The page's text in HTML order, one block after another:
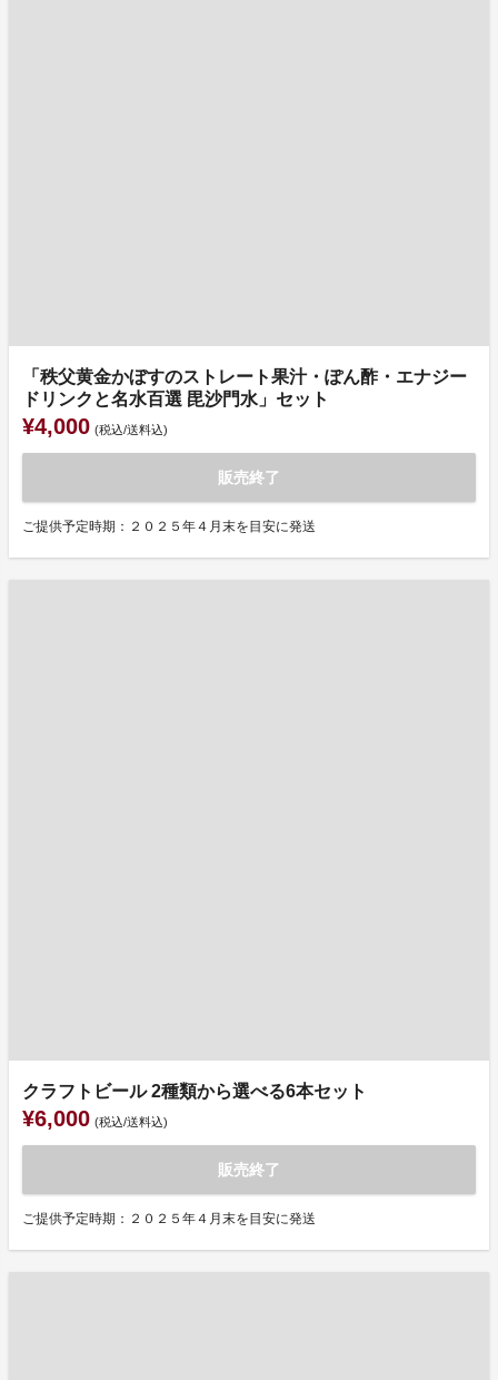
「秩父黄金かぼすのストレート果汁・ぽん酢・エナジー
ドリンクと名水百選 毘沙門水」セット
¥4,000 (税込/送料込)
販売終了
ご提供予定時期：２０２５年４月末を目安に発送
クラフトビール 2種類から選べる6本セット
¥6,000 (税込/送料込)
販売終了
ご提供予定時期：２０２５年４月末を目安に発送